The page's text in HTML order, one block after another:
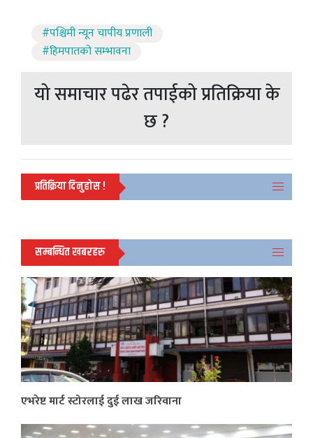
#पश्चिमी न्यून चापीय प्रणाली
#हिमपातको सम्भावना
यो समाचार पढेर तपाईको प्रतिक्रिया के
छ ?
प्रतिक्रिया दिनुहोस !
सम्बन्धित खबरहरु
एभरेष्ट मार्ट स्टोरलाई दुई लाख जरिवाना